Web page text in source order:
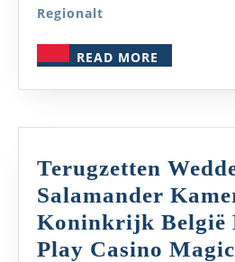
Regionalt
READ MORE
MORE
Terugzetten
Salamander
Koninkrijk België
Play Casino